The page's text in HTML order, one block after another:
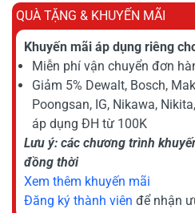
QUÀ TẶNG & KHUYẾN MÃI
Khuyến mãi áp dụng riêng
Miễn phí vận chuyển đơn
Giảm 5% Dewalt, Bosch,
Poongsan, IG, Nikawa,
áp dụng ĐH từ 100K
Lưu ý: các chương trình
đồng thời
Xem thêm khuyến mãi
Đăng ký thành viên để nhận